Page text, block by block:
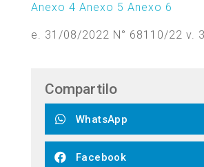
Anexo 4 Anexo 5 Anexo 6
e. 31/08/2022 N° 68110/22 v.
Compartilo
WhatsApp
Facebook